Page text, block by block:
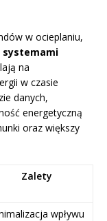
w ocieplaniu,
na
w czasie
danych,
energetyczną
oraz większy
Zalety
wpływu